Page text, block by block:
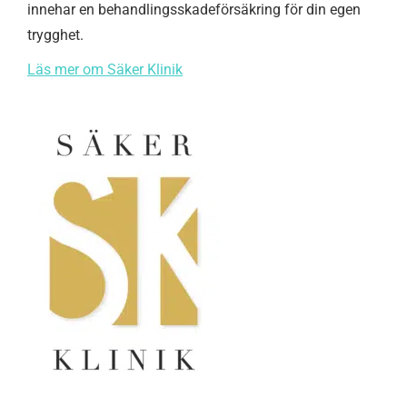
innehar en behandlingsskadeförsäkring för din egen
trygghet.
Läs mer om Säker Klinik